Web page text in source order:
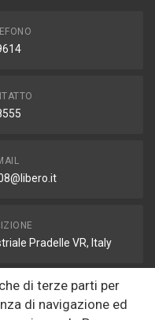
Pradelle VR, Italy
di terze parti per
di navigazione ed